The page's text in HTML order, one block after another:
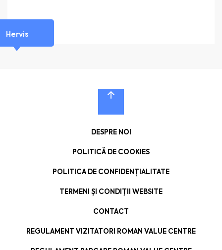
Hervis
DESPRE NOI
POLITICĂ DE COOKIES
POLITICA DE CONFIDENȚIALITATE
TERMENI ȘI CONDIȚII WEBSITE
CONTACT
REGULAMENT VIZITATORI ROMAN VALUE CENTRE